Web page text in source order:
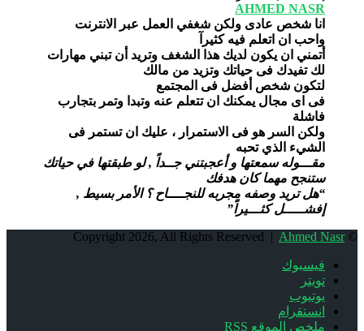
AHMED NASR
انا شخص عادى ولكن شغفي العمل عبر الانترنت
واحب ان اتعلم فيه كثيرآ
أتمني ان يكون لديك هذا الشغف وتريد أن تبني مهارات
لك تفيدك فى حياتك وتزيد من مالك
لتكون شخص أفضل فى المجتمع
فى اى مجال يمكنك ان تتعلم عنه وتبدا وتمر بتجارب
فاشلة
ولكن السر هو فى الاستمرار ، عليك ان تستمر فى
الشيء الذي تحبه
مقـــوله سمعتها و أعجبتني جــداً , لو طبقتها في حياتك
ستنجح مهما كان هدفك
“هل تريد وصفه مجربه للنجــــاح ؟ الأمر بسيط ,
إفشـــــل كثـــيراً”
© Copyright 2026, All Rights Reserved |
Ahmed Nasr
فيسبوك
تويتر
يوتيوب
انستقرام
ملخص الموقع RSS